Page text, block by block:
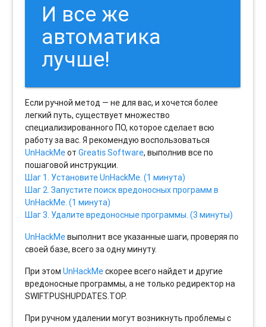
И все же
автоматика
лучше!
Если ручной метод — не для вас, и хочется более
легкий путь, существует множество
специализированного ПО, которое сделает всю
работу за вас. Я рекомендую воспользоваться
UnHackMeотGreatis Software, выполнив все по
пошаговой инструкции.
Шаг 1. Установите UnHackMe. (1 минута)
Шаг 2. Запустите поиск вредоносных программ в
UnHackMe. (1 минута)
Шаг 3. Удалите вредоносные программы. (3 минуты)
UnHackMeвыполнит все указанные шаги, проверяя по
своей базе, всего за одну минуту.
При этомUnHackMeскорее всего найдет и другие
вредоносные программы, а не только редиректор на
SWIFTPUSHUPDATES.TOP.
При ручном удалении могут возникнуть проблемы с